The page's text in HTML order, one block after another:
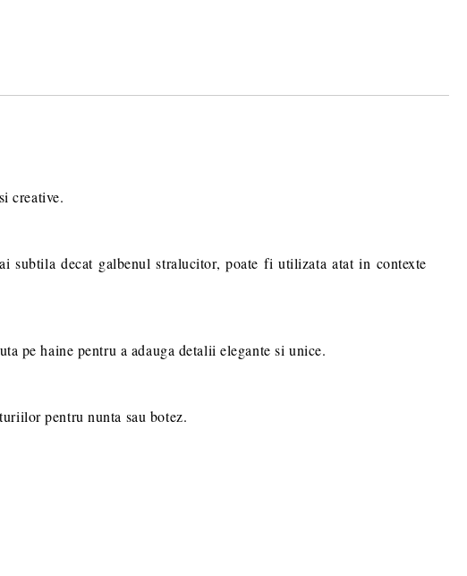
creative.
subtila decat galbenul stralucitor,poate fi utilizata atat in contexte
pe haine pentru a adauga detalii elegante si unice.
pentru nunta sau botez.